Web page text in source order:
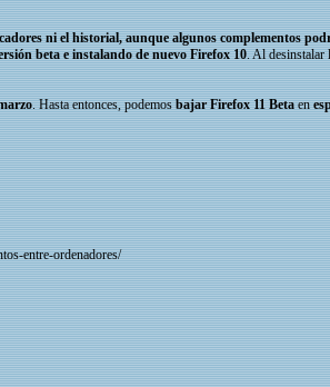
ni el historial, aunque algunos complementos
beta e instalando de nuevo Firefox 10. Al desinstalar
. Hasta entonces, podemosbajar Firefox 11 Betaen
entre-ordenadores/